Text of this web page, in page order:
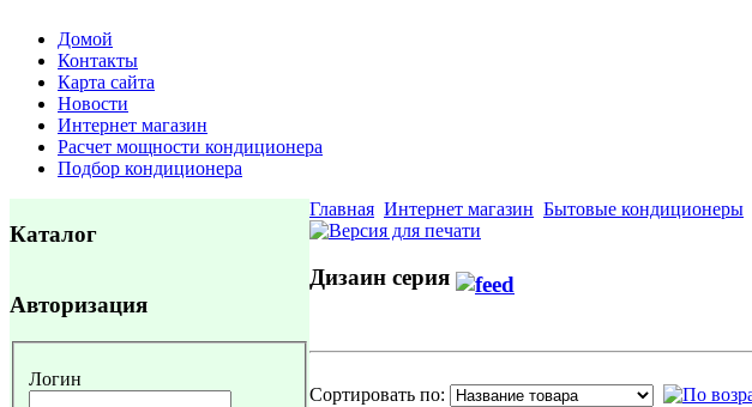
Домой
Контакты
Карта сайта
Новости
Интернет магазин
Расчет мощности кондиционера
Подбор кондиционера
Каталог
Авторизация
Логин
Главная Интернет магазин Бытовые кондиционеры
Дизаин серия
Сортировать по: